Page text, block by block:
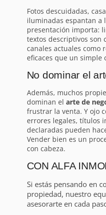
Fotos descuidadas,
iluminadas espantan a
presentación importa:
textos descriptivos son
canales actuales como
eficaces que un simple
No dominar el
Además, muchos
dominan el arte de
frustrar la venta. Y ojo
errores legales, títulos
declaradas pueden
Vender bien es un
con cabeza.
CON ALFA
Si estás pensando en
propiedad, nuestro
asesorarte en cada